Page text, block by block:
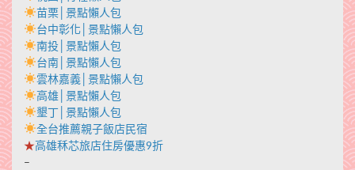
苗栗│景點懶人包
台中彰化│景點懶人包
南投│景點懶人包
台南│景點懶人包
雲林嘉義│景點懶人包
高雄│景點懶人包
墾丁│景點懶人包
全台推薦親子飯店民宿
★高雄秝芯旅店住房優惠9折
–